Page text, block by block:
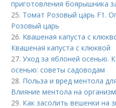
приготовления боярышника
25. Томат Розовый царь F1.
Розовый царь
26. Квашеная капуста с
Квашеная капуста с клюквой
27.Уход за яблоней осенью.
осенью: советы садоводам
28. Польза и вред ментола
Влияние ментола на
29. Как засолить вешенки на